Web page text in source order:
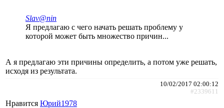
Slav@nin
Я предлагаю с чего начать решать проблему у
которой может быть множество причин...
А я предлагаю эти причины определить, а потом уже решать,
исходя из результата.
10/02/2017 02:00:12
#2339611
Нравится Юрий1978